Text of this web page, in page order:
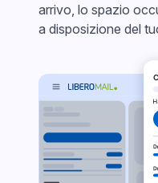
arrivo, lo spazio
a disposizione del